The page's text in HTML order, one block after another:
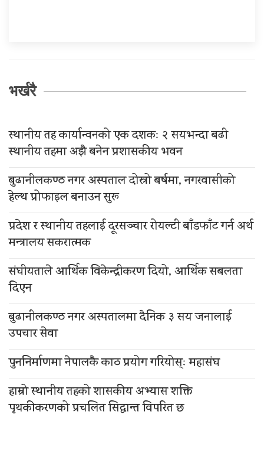
भर्खरै
स्थानीय तह कार्यान्वनको एक दशकः २ सयभन्दा बढी
स्थानीय तहमा अझै बनेन प्रशासकीय भवन
बुढानीलकण्ठ नगर अस्पताल दोस्रो बर्षमा, नगरवासीको
हेल्थ प्रोफाइल बनाउन सुरू
प्रदेश र स्थानीय तहलाई दूरसञ्चार रोयल्टी बाँडफाँट गर्न अर्थ
मन्त्रालय सकरात्मक
संघीयताले आर्थिक विकेन्द्रीकरण दियो, आर्थिक सबलता
दिएन
बुढानीलकण्ठ नगर अस्पतालमा दैनिक ३ सय जनालाई
उपचार सेवा
पुननिर्माणमा नेपालकै काठ प्रयोग गरियोस्ः महासंघ
हाम्रो स्थानीय तहको शासकीय अभ्यास शक्ति
पृथकीकरणको प्रचलित सिद्धान्त विपरित छ